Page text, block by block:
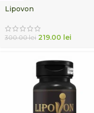
Lipovon
300.00lei 219.00 lei